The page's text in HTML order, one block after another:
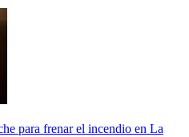
para frenar el incendio en La